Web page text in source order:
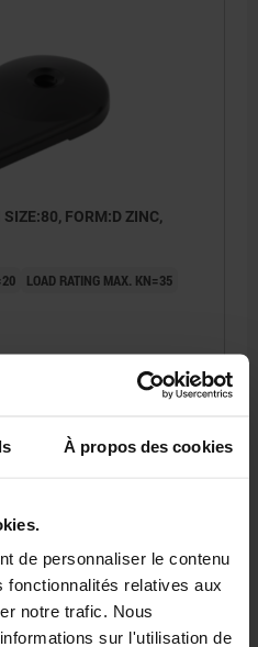
À propos des cookies
de personnaliser le contenu
relatives aux
notre trafic. Nous
sur l'utilisation de
without anti-slip
with anti-slip
FORM:D ZINC,
LOAD RATING MAX. KN=35